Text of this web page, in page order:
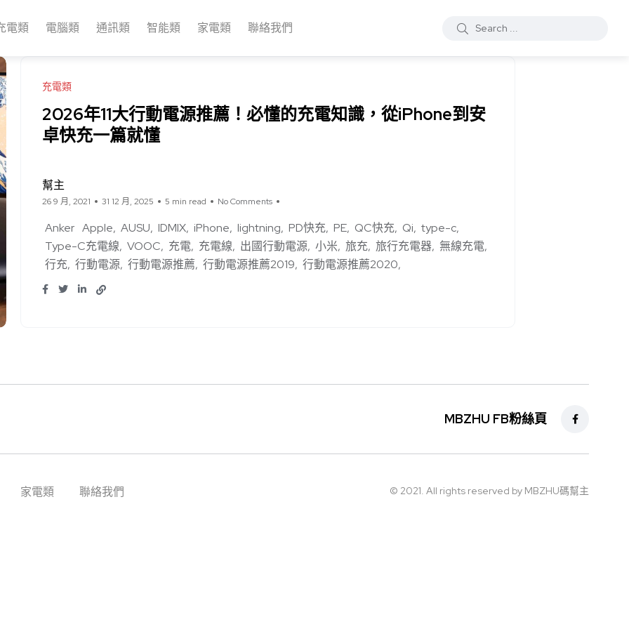
電類 電腦類 通訊類 智能類 家電類 聯絡我們
充電類
2026年11大行動電源推薦！必懂的充電知識，從iPhone到安
卓快充一篇就懂
幫主
26 9 月, 2021 31 12 月, 2025 5 min read No Comments
Anker Apple AUSU IDMIX iPhone lightning PD快充 PE QC快充 Qi type-c
Type-C充電線 VOOC 充電 充電線 出國行動電源 小米 旅充 旅行充電器 無線充電
行充 行動電源 行動電源推薦 行動電源推薦2019 行動電源推薦2020
MBZHU FB粉絲頁
家電類 聯絡我們 © 2021. All rights reserved by MBZHU碼幫主